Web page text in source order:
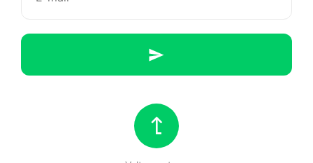
porque
Fim